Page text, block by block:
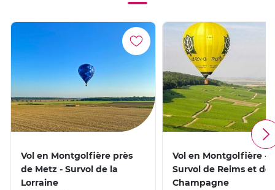
Vol en Montgolfière près
de Metz - Survol de la
Lorraine
Vol en Montgolfière -
Survol de Reims et de
Champagne